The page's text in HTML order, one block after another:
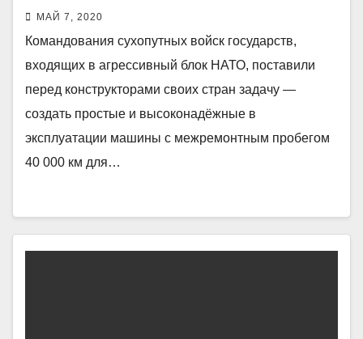
МАЙ 7, 2020
Командования сухопутных войск государств,
входящих в агрессивный блок НАТО, поставили
перед конструкторами своих стран задачу —
создать простые и высоконадёжные в
эксплуатации машины с межремонтным пробегом
40 000 км для…